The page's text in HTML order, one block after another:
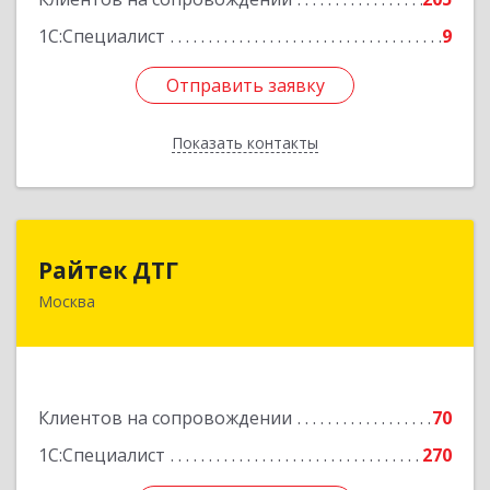
1С:Специалист
9
Отправить заявку
Показать контакты
Отправить заявку
Назад
Райтек ДТГ
Москва
Клиентов на сопровождении
70
1С:Специалист
270
123112, Москва г, вн.тер.г. муниципальный
Подробнее